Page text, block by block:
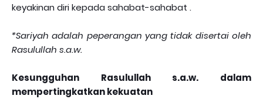
keyakinan diri kepada sahabat-sahabat .
*Sariyah adalah peperangan yang tidak disertai oleh
Rasulullah s.a.w.
Kesungguhan Rasulullah s.a.w. dalam
mempertingkatkan kekuatan